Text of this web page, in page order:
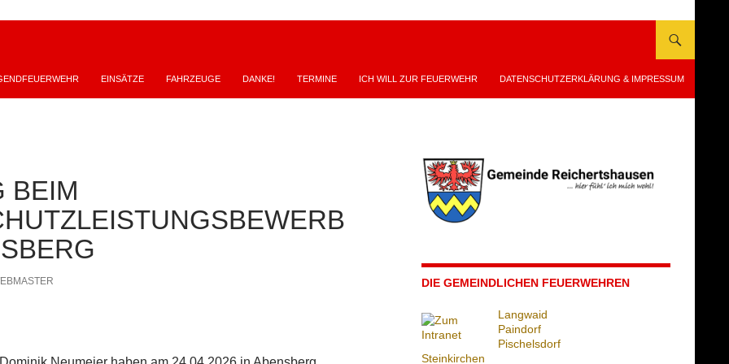
EINSÄTZE FAHRZEUGE DANKE! TERMINE ICH WILL ZUR FEUERWEHR DATENSCHUTZERKLÄRUNG & IMPRESSUM
BEIM
DIE GEMEINDLICHEN FEUERWEHREN
Langwaid
Paindorf
Pischelsdorf
Steinkirchen